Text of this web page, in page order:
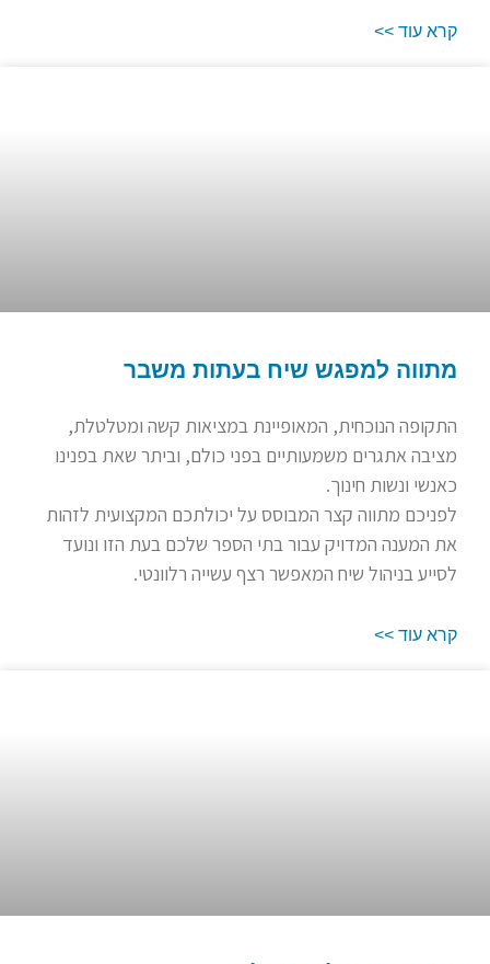
קרא עוד >>
מתווה למפגש שיח בעתות משבר
התקופה הנוכחית, המאופיינת במציאות קשה ומטלטלת,
מציבה אתגרים משמעותיים בפני כולם, וביתר שאת בפנינו
כאנשי ונשות חינוך.
לפניכם מתווה קצר המבוסס על יכולתכם המקצועית לזהות
את המענה המדויק עבור בתי הספר שלכם בעת הזו ונועד
לסייע בניהול שיח המאפשר רצף עשייה רלוונטי.
קרא עוד >>